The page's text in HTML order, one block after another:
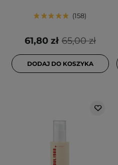
158
65,00 zł
61,80 zł
DODAJ DO KOSZYKA